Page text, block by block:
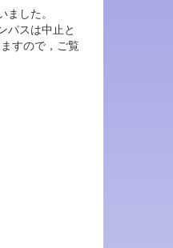
した。
パスは中止と
すので，ご覧